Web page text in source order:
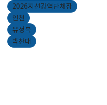
2026지선광역단체장
인천
유정복
박찬대